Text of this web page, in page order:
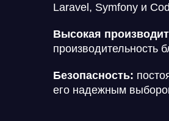
Laravel, Symfony и
Высокая
производительность
Безопасность:
его надежным